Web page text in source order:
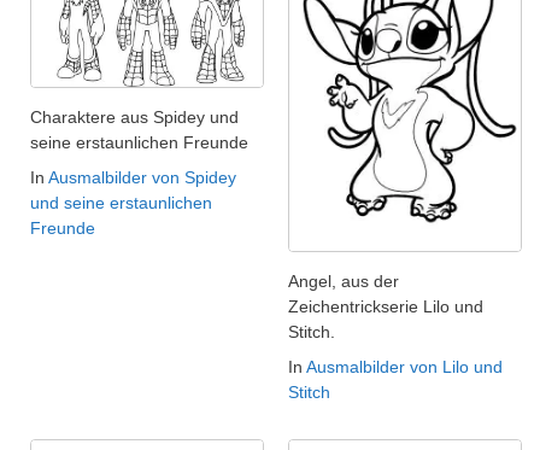
Charaktere aus Spidey und
seine erstaunlichen Freunde
In Ausmalbilder von Spidey
und seine erstaunlichen
Freunde
Angel, aus der
Zeichentrickserie Lilo und
Stitch.
In Ausmalbilder von Lilo und
Stitch